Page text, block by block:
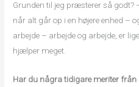
Grunden til jeg præsterer så godt?
når alt går op i en højere enhed –
arbejde – arbejde og arbejde, er
hjælper meget.
Har du några tidigare meriter